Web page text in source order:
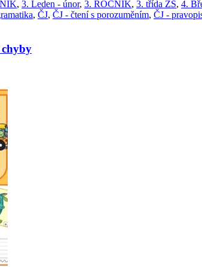
, 3. Leden - únor, 3. ROČNÍK, 3. třída ZŠ, 4.
, ČJ, ČJ - čtení s porozuměním, ČJ -